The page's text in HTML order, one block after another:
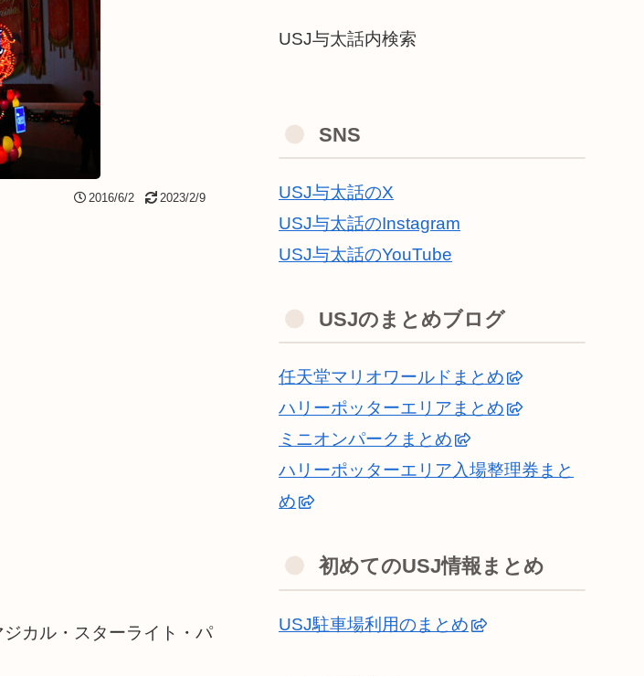
2016/6/2 2023/2/9
カル・スターライト・パ
USJ与太話内検索
SNS
USJ与太話のX
USJ与太話のInstagram
USJ与太話のYouTube
USJのまとめブログ
任天堂マリオワールドまとめ
ハリーポッターエリアまとめ
ミニオンパークまとめ
ハリーポッターエリア入場整理券まと
め
初めてのUSJ情報まとめ
USJ駐車場利用のまとめ